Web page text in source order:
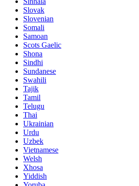
Slovak
Slovenian
Somali
Samoan
Scots Gaelic
Shona
Sindhi
Sundanese
Swahili
Tajik
Tamil
Telugu
Thai
Ukrainian
Urdu
Uzbek
Vietnamese
Welsh
Xhosa
Yiddish